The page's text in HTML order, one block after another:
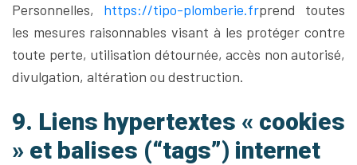
Personnelles,
https://tipo-plomberie.frprend toutes
les mesures raisonnables visant à les protéger contre
toute perte, utilisation détournée, accès non autorisé,
divulgation, altération ou destruction.
9. Liens hypertextes « cookies
» et balises (“tags”) internet